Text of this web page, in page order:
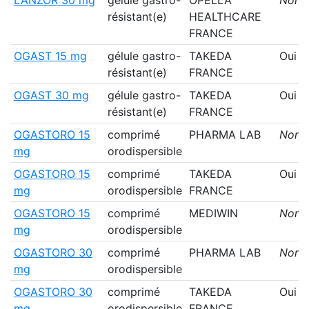
résistant(e)
HEALTHCARE
FRANCE
OGAST 15 mg
gélule gastro-
résistant(e)
TAKEDA
FRANCE
Oui
OGAST 30 mg
gélule gastro-
résistant(e)
TAKEDA
FRANCE
Oui
OGASTORO 15
mg
comprimé
orodispersible
PHARMA LAB Non
OGASTORO 15
mg
comprimé
orodispersible
TAKEDA
FRANCE
Oui
OGASTORO 15
mg
comprimé
orodispersible
MEDIWIN Non
OGASTORO 30
mg
comprimé
orodispersible
PHARMA LAB Non
OGASTORO 30
comprimé
TAKEDA
Oui